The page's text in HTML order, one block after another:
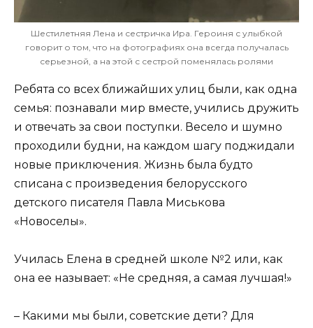
Шестилетняя Лена и сестричка Ира. Героиня с улыбкой
говорит о том, что на фотографиях она всегда получалась
серьезной, а на этой с сестрой поменялась ролями
Ребята со всех ближайших улиц были, как одна
семья: познавали мир вместе, учились дружить
и отвечать за свои поступки. Весело и шумно
проходили будни, на каждом шагу поджидали
новые приключения. Жизнь была будто
списана с произведения белорусского
детского писателя Павла Миськова
«Новоселы».
Училась Елена в средней школе №2 или, как
она ее называет: «Не средняя, а самая лучшая!»
– Какими мы были, советские дети? Для